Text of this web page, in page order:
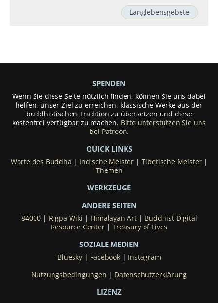
Langlebensgebete
SPENDEN
Wenn Sie diese Seite nützlich finden, können Sie uns dabei
helfen, unser Ziel zu erreichen, klassische Werke aus der
buddhistischen Tradition zu übersetzen und diese
kostenfrei verfügbar zu machen. Bitte unterstützen Sie uns
bei Patreon.
QUICK LINKS
Worte des Buddha | Indische Meister| Tibetische Meister|
Themen
WERKZEUGE
ANDERE SEITEN
84000| Rigpa Wiki | Himalayan Art| Buddhist Digital
Resource Center | Treasury of Lives
SOZIALE MEDIEN
Bluesky| Facebook| Instagram
Nutzungsbedingungen | Datenschutzerklärung
LIZENZ